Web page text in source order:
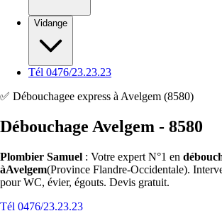
Vidange
Tél 0476/23.23.23
✅ Débouchagee express à Avelgem (8580)
Débouchage Avelgem - 8580
Plombier Samuel : Votre expert N°1 en
àAvelgem(Province Flandre-Occidentale).
pour WC, évier, égouts. Devis gratuit.
Tél 0476/23.23.23